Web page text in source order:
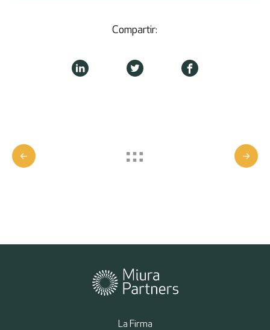
Compartir:
La Firma